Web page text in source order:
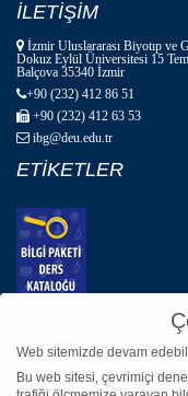
İLETİŞİM
İzmir Uluslararası Biyotıp ve
Dokuz Eylül Üniversitesi 15
Balçova 35340 İzmir
+90 (232) 412 86 51
+90 (232) 412 63 53
ibg@deu.edu.tr
ETİKETLER
Web sitemizde devam
Bu web sitesi, çevrimiçi